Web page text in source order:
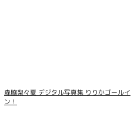
森脇梨々夏 デジタル写真集 りりかゴールイ
ン！